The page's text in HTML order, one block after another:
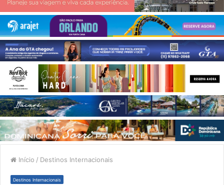
Início / Destinos Internacionais
Destinos Internacionais